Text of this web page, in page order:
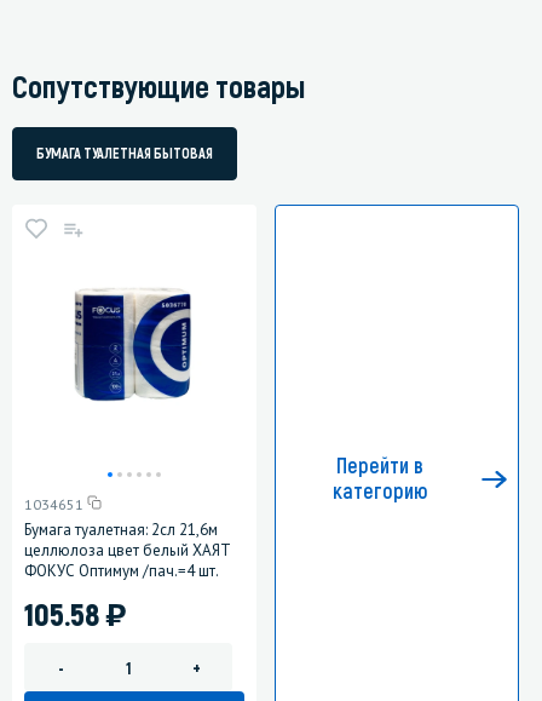
Сопутствующие товары
БУМАГА ТУАЛЕТНАЯ БЫТОВАЯ
1034651
Бумага туалетная: 2сл 21,6м
целлюлоза цвет белый ХАЯТ
ФОКУС Оптимум /пач.=4 шт.
105.58)
- +
Перейти в
категорию